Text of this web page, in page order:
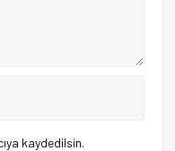
kaydedilsin.